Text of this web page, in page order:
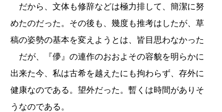
だから、文体も修辞などは極力排して、簡潔に努
めたのだった。その後も、幾度も推考はしたが、草
稿の姿勢の基本を変えようとは、皆目思わなかった
だが、『儚』の連作のおおよその容貌を明らかに
出来た今、私は古希を越えたにも拘わらず、存外に
健康なのである。望外だった。暫くは時間がありそ
うなのである。